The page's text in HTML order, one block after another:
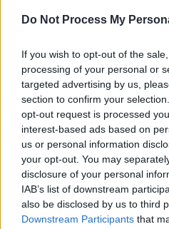
Do Not Process My
If you wish to opt-out of the
processing of your personal or
targeted advertising by us,
section to confirm your
opt-out request is processed
interest-based ads based on
us or personal information
your opt-out. You may
disclosure of your personal
IAB’s list of downstream
also be disclosed by us to third
Downstream Participants that
Pour ceux qui souhaitent suivre
une alimentation riche en légumes,
poisson. Ces habitudes simples
santé intestinale sur le long terme.
Article précédent
Quand prendre ses